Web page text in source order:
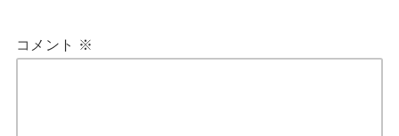
コメント ※